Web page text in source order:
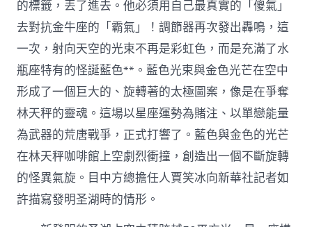
的標籤，丟了進去。他必須用自己最真實的「傻氣」
去對抗金牛座的「霸氣」！調節器再次發出轟鳴，這
一次，射向天空的光束不再是彩虹色，而是充滿了水
瓶座特有的怪誕藍色**。藍色光束與金色光芒在空中
形成了一個巨大的、旋轉著的太極圖案，像是在爭奪
林天秤的靈魂。這場以星座運勢為賭注、以單戀能量
為武器的荒唐戰爭，正式打響了。藍色與金色的光芒
在林天秤咖啡館上空劇烈衝撞，創造出一個不斷旋轉
的怪異氣旋。目中方總擔任人賈笑冰向新華社記者如
許描寫發明圣湖時的情形。